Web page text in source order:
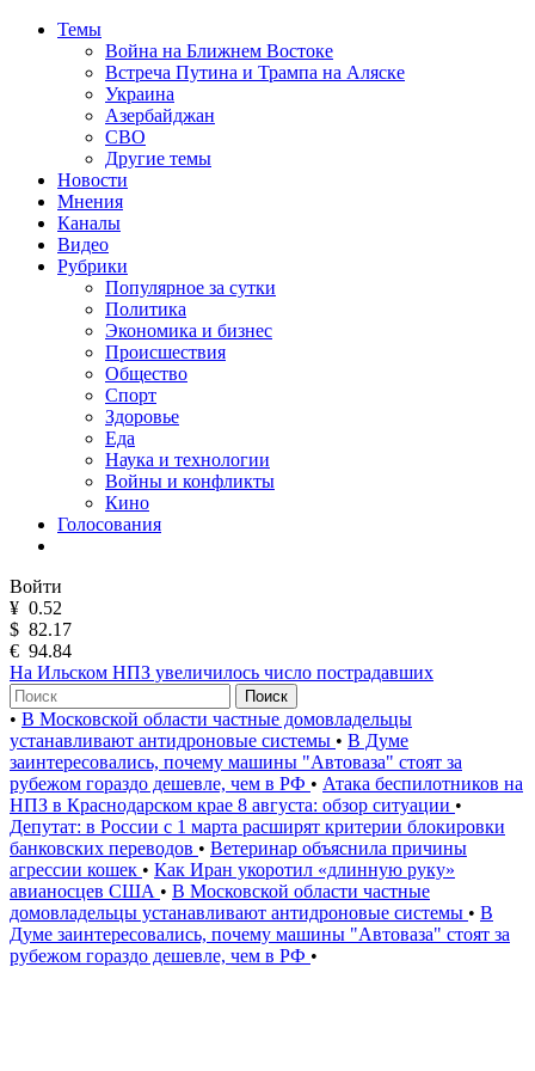
Темы
Война на Ближнем Востоке
Встреча Путина и Трампа на Аляске
Украина
Азербайджан
СВО
Другие темы
Новости
Мнения
Каналы
Видео
Рубрики
Популярное за сутки
Политика
Экономика и бизнес
Происшествия
Общество
Спорт
Здоровье
Еда
Наука и технологии
Войны и конфликты
Кино
Голосования
Войти
¥ 0.52
$ 82.17
€ 94.84
На Ильском НПЗ увеличилось число пострадавших
Поиск
• В Московской области частные домовладельцы
устанавливают антидроновые системы • В Думе
заинтересовались, почему машины "Автоваза" стоят за
рубежом гораздо дешевле, чем в РФ • Атака беспилотников на
НПЗ в Краснодарском крае 8 августа: обзор ситуации •
Депутат: в России с 1 марта расширят критерии блокировки
банковских переводов • Ветеринар объяснила причины
агрессии кошек • Как Иран укоротил «длинную руку»
авианосцев США • В Московской области частные
домовладельцы устанавливают антидроновые системы • В
Думе заинтересовались, почему машины "Автоваза" стоят за
рубежом гораздо дешевле, чем в РФ •